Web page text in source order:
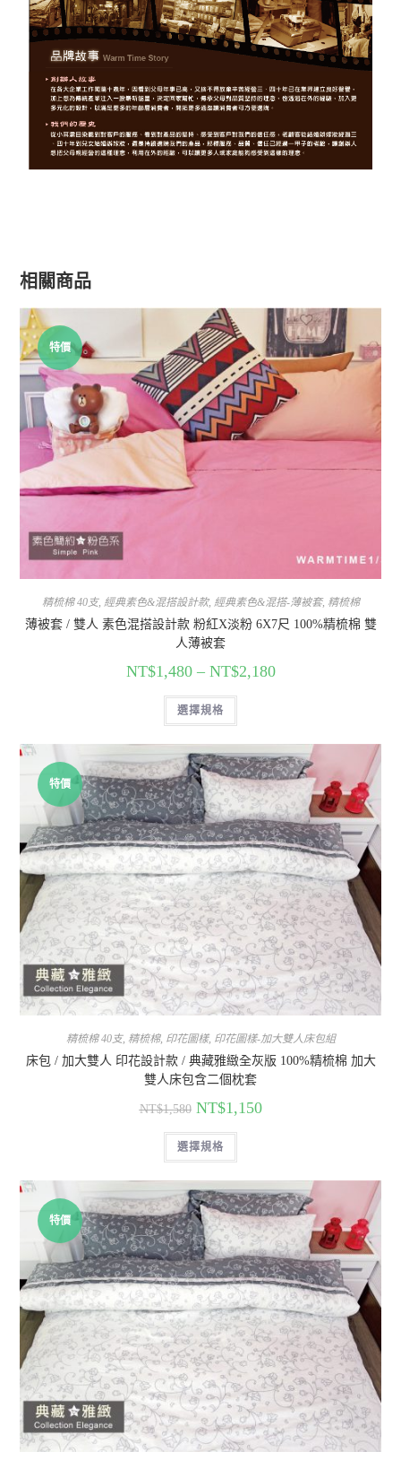
相關商品
特價
精梳棉 40支, 經典素色&混搭設計款, 經典素色&混搭-薄被套, 精梳棉
薄被套 / 雙人 素色混搭設計款 粉紅X淡粉 6X7尺 100%精梳棉 雙
人薄被套
NT$1,480– NT$2,180
選擇規格
特價
精梳棉 40支, 精梳棉, 印花圖樣, 印花圖樣-加大雙人床包組
床包 / 加大雙人 印花設計款 / 典藏雅緻全灰版 100%精梳棉 加大
雙人床包含二個枕套
NT$1,580 NT$1,150
選擇規格
特價